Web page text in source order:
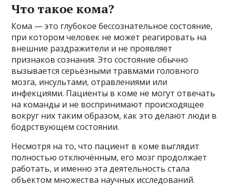
Что такое кома?
Кома — это глубокое бессознательное состояние,
при котором человек не может реагировать на
внешние раздражители и не проявляет
признаков сознания. Это состояние обычно
вызывается серьёзными травмами головного
мозга, инсультами, отравлениями или
инфекциями. Пациенты в коме не могут отвечать
на команды и не воспринимают происходящее
вокруг них таким образом, как это делают люди в
бодрствующем состоянии.
Несмотря на то, что пациент в коме выглядит
полностью отключённым, его мозг продолжает
работать, и именно эта деятельность стала
объектом множества научных исследований.